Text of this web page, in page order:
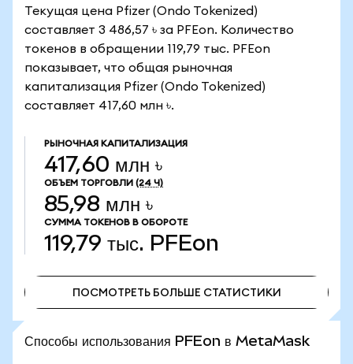
Текущая цена Pfizer (Ondo Tokenized)
составляет 3 486,57 ৳ за PFEon. Количество
токенов в обращении 119,79 тыс. PFEon
показывает, что общая рыночная
капитализация Pfizer (Ondo Tokenized)
составляет 417,60 млн ৳.
РЫНОЧНАЯ КАПИТАЛИЗАЦИЯ
417,60 млн ৳
ОБЪЕМ ТОРГОВЛИ (24 Ч)
85,98 млн ৳
СУММА ТОКЕНОВ В ОБОРОТЕ
119,79 тыс. PFEon
ПОСМОТРЕТЬ БОЛЬШЕ СТАТИСТИКИ
Способы использования PFEon в MetaMask